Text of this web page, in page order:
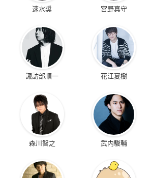
速水奨 宮野真守
諏訪部順一 花江夏樹
森川智之 武内駿輔